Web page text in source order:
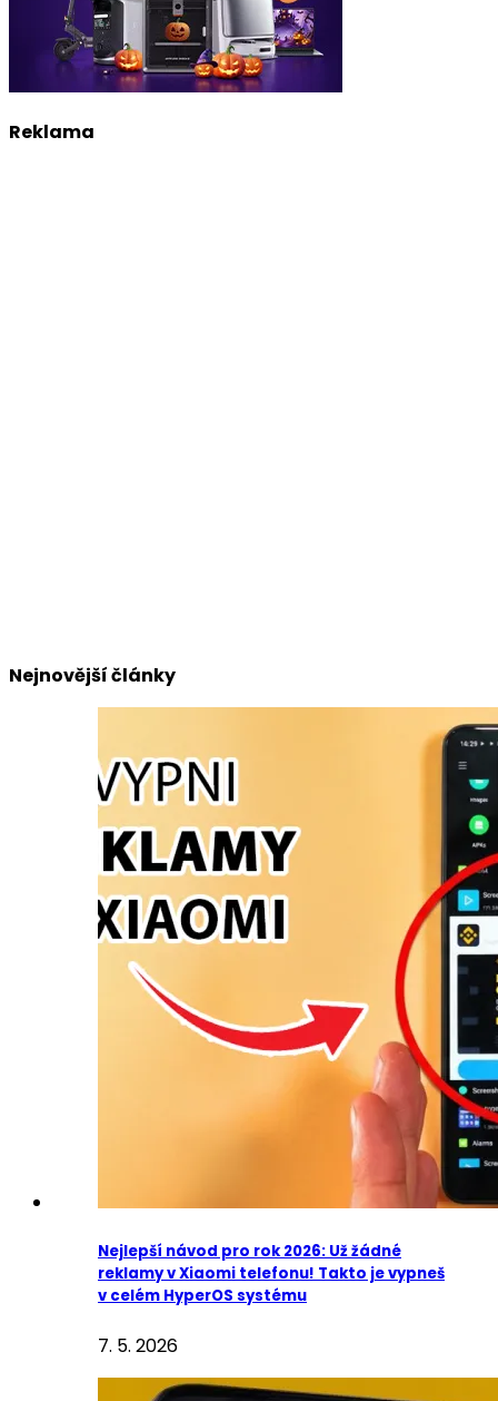
Reklama
Nejnovější články
Nejlepší návod pro rok 2026: Už žádné
reklamy v Xiaomi telefonu! Takto je vypneš
v celém HyperOS systému
7. 5. 2026